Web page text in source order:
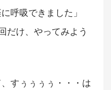
呼吸できました」
だけ、やってみよう
すぅぅぅぅ・・・は